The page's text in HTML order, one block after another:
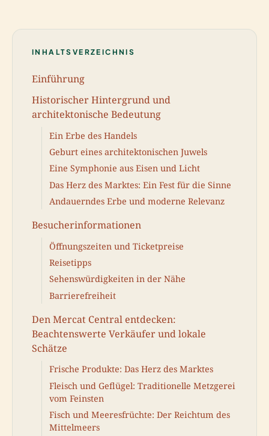
INHALTSVERZEICHNIS
Einführung
Historischer Hintergrund und
architektonische Bedeutung
Ein Erbe des Handels
Geburt eines architektonischen Juwels
Eine Symphonie aus Eisen und Licht
Das Herz des Marktes: Ein Fest für die Sinne
Andauerndes Erbe und moderne Relevanz
Besucherinformationen
Öffnungszeiten und Ticketpreise
Reisetipps
Sehenswürdigkeiten in der Nähe
Barrierefreiheit
Den Mercat Central entdecken:
Beachtenswerte Verkäufer und lokale
Schätze
Frische Produkte: Das Herz des Marktes
Fleisch und Geflügel: Traditionelle Metzgerei
vom Feinsten
Fisch und Meeresfrüchte: Der Reichtum des
Mittelmeers